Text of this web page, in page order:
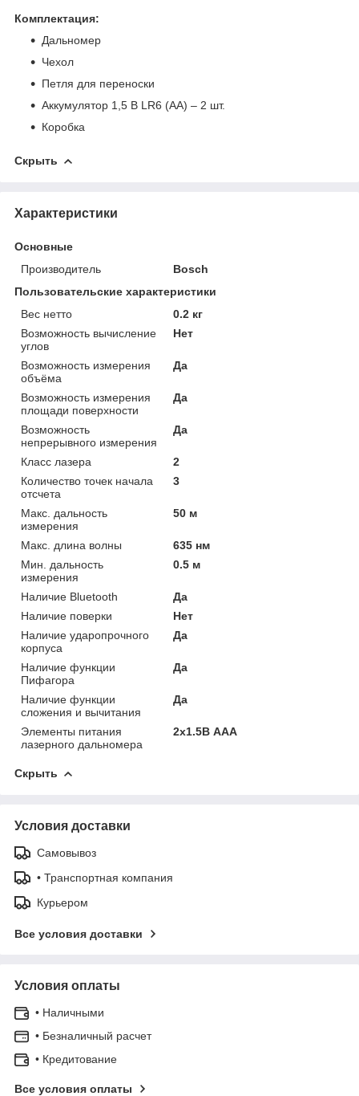
Комплектация:
Дальномер
Чехол
Петля для переноски
Аккумулятор 1,5 В LR6 (AA) – 2 шт.
Коробка
Скрыть
Характеристики
Основные
Производитель
Bosch
Пользовательские характеристики
Вес нетто
0.2 кг
Возможность вычисление
углов
Нет
Возможность измерения
объёма
Да
Возможность измерения
площади поверхности
Да
Возможность
непрерывного измерения
Да
Класс лазера
2
Количество точек начала
отсчета
3
Макс. дальность
измерения
50 м
Макс. длина волны
635 нм
Мин. дальность
измерения
0.5 м
Наличие Bluetooth
Да
Наличие поверки
Нет
Наличие ударопрочного
корпуса
Да
Наличие функции
Пифагора
Да
Наличие функции
сложения и вычитания
Да
Элементы питания
лазерного дальномера
2х1.5В AAA
Скрыть
Условия доставки
Самовывоз
• Транспортная компания
Курьером
Все условия доставки
Условия оплаты
• Наличными
• Безналичный расчет
• Кредитование
Все условия оплаты